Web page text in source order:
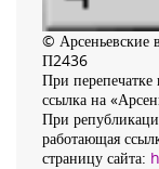
© Арсеньевские
П2436
При
ссылка на
При
работающая
страницу сайта: